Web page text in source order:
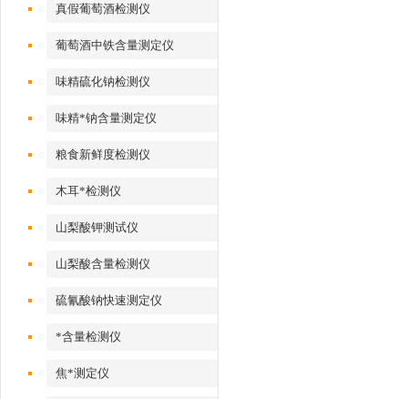
真假葡萄酒检测仪
葡萄酒中铁含量测定仪
味精硫化钠检测仪
味精*钠含量测定仪
粮食新鲜度检测仪
木耳*检测仪
山梨酸钾测试仪
山梨酸含量检测仪
硫氰酸钠快速测定仪
*含量检测仪
焦*测定仪